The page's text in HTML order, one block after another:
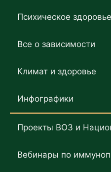
Психическое здоровье
Все о зависимости
Климат и здоровье
Инфографики
Проекты ВОЗ и
Вебинары по